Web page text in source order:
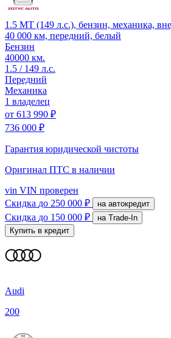
1.5 MT (149 л.с.), бензин, механика,
40 000 км, передний, белый
Бензин
40000 км.
1.5 / 149 л.с.
Передний
Механика
1 владелец
от 613 990 ₽
736 000 ₽
Гарантия юридической чистоты
Оригинал ПТС в наличии
vin VIN проверен
Скидка до 250 000 ₽ на автокредит
Скидка до 150 000 ₽
на Trade-In
Купить в кредит
Audi
200